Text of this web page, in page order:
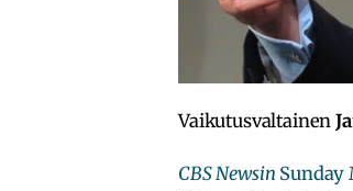
Vaikutusvaltainen
CBS Newsin Sunday